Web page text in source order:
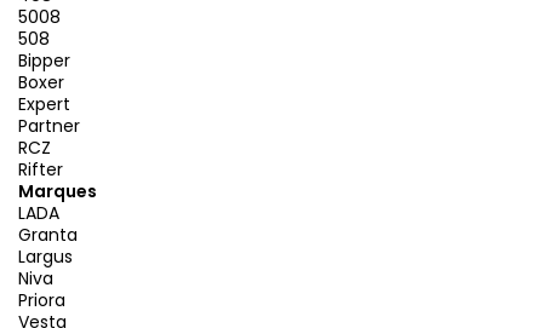
5008
508
Bipper
Boxer
Expert
Partner
RCZ
Rifter
Marques
LADA
Granta
Largus
Niva
Priora
Vesta